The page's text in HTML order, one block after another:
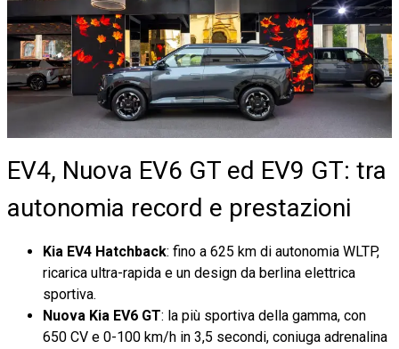
EV4, Nuova EV6 GT ed EV9 GT: tra
autonomia record e prestazioni
Kia EV4 Hatchback: fino a 625 km di autonomia WLTP,
ricarica ultra-rapida e un design da berlina elettrica
sportiva.
Nuova Kia EV6 GT: la più sportiva della gamma, con
650 CV e 0-100 km/h in 3,5 secondi, coniuga adrenalina